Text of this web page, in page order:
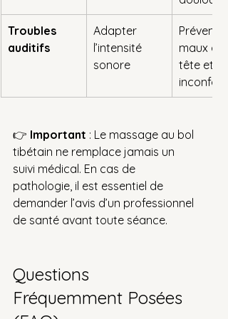
Troubles
auditifs
Adapter
l’intensité
sonore
Prévenir
maux de
tête et
inconfort
👉 Important : Le massage au bol
tibétain ne remplace jamais un
suivi médical. En cas de
pathologie, il est essentiel de
demander l’avis d’un professionnel
de santé avant toute séance.
Questions
Fréquemment Posées